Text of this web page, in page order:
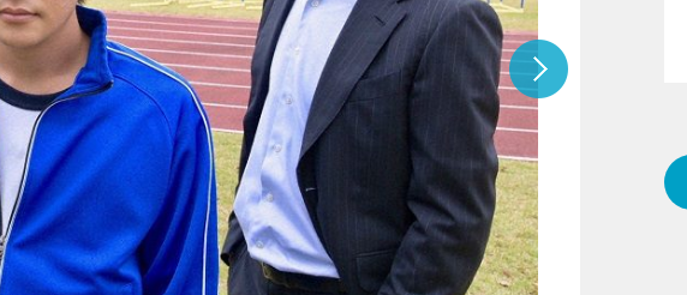
E齋藤樹愛羅＆佐々木舞香SPインタ
ビュー